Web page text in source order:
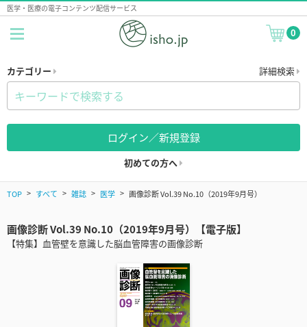
医学・医療の電子コンテンツ配信サービス
0
カテゴリー 詳細検索
ログイン／新規登録
初めての方へ
TOP すべて 雑誌 医学 画像診断 Vol.39 No.10（2019年9月号）
画像診断 Vol.39 No.10（2019年9月号）【電子版】
【特集】血管壁を意識した脳血管障害の画像診断